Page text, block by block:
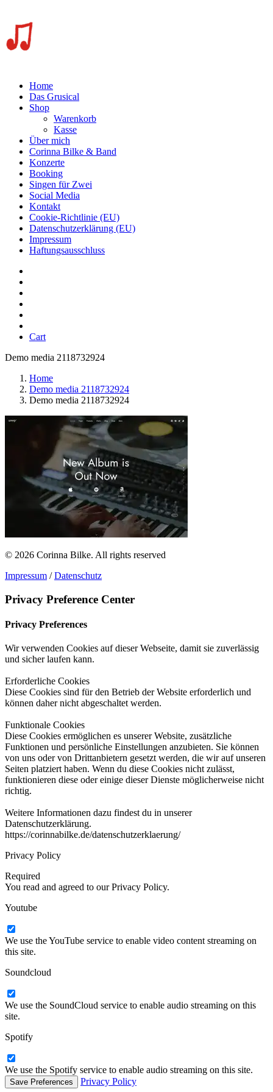
Home
Das Grusical
Shop
Warenkorb
Kasse
Über mich
Corinna Bilke & Band
Konzerte
Booking
Singen für Zwei
Social Media
Kontakt
Cookie-Richtlinie (EU)
Datenschutzerklärung (EU)
Impressum
Haftungsausschluss
Cart
Demo media 2118732924
Home
Demo media 2118732924
Demo media 2118732924
© 2026 Corinna Bilke. All rights reserved
Impressum /Datenschutz
Privacy Preference Center
Privacy Preferences
Wir verwenden Cookies auf dieser Webseite, damit sie zuverlässig
und sicher laufen kann.
Erforderliche Cookies
Diese Cookies sind für den Betrieb der Website erforderlich und
können daher nicht abgeschaltet werden.
Funktionale Cookies
Diese Cookies ermöglichen es unserer Website, zusätzliche
Funktionen und persönliche Einstellungen anzubieten. Sie können
von uns oder von Drittanbietern gesetzt werden, die wir auf unseren
Seiten platziert haben. Wenn du diese Cookies nicht zulässt,
funktionieren diese oder einige dieser Dienste möglicherweise nicht
richtig.
Weitere Informationen dazu findest du in unserer
Datenschutzerklärung.
https://corinnabilke.de/datenschutzerklaerung/
Privacy Policy
Required
You read and agreed to our Privacy Policy.
Youtube
We use the YouTube service to enable video content streaming on
this site.
Soundcloud
We use the SoundCloud service to enable audio streaming on this
site.
Spotify
We use the Spotify service to enable audio streaming on this site.
Privacy Policy